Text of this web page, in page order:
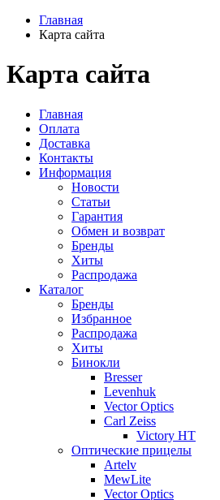
Главная
Карта сайта
Карта сайта
Главная
Оплата
Доставка
Контакты
Информация
Новости
Статьи
Гарантия
Обмен и возврат
Бренды
Хиты
Распродажа
Каталог
Бренды
Избранное
Распродажа
Хиты
Бинокли
Bresser
Levenhuk
Vector Optics
Carl Zeiss
Victory HT
Оптические прицелы
Artelv
MewLite
Vector Optics